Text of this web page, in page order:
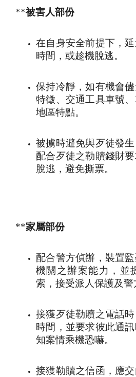
**被害人部份
在自身安全前提下，
時間，或趁機脫逃。
保持冷靜，如有機會儘
特徵、交通工具車號
地區特點。
被擄時避免與歹徒發生
配合歹徒之勒贖錢財要
脫逃，避免撕票。
**家屬部份
配合警方偵辦，裝置
機關之辦案能力，並
索，接受派人保護及警
接獲歹徒勒贖之電話
時間，並要求彼此通
知案情乘機恐嚇。
接獲勒贖之信函，應